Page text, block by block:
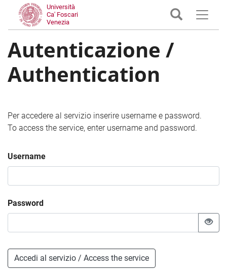
Università
Ca' Foscari
Venezia
Autenticazione /
Authentication
Per accedere al servizio inserire username e password.
To access the service, enter username and password.
Username
Password
Accedi al servizio / Access the service